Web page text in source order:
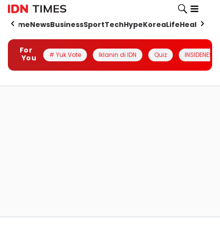
HomeNewsBusinessSportTechHypeKoreaLifeHealth
For
You
# Yuk Vote Iklanin di IDN Quiz INSIDENESIA